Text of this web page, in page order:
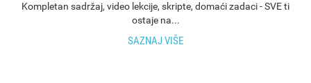
Kompletan sadržaj, video lekcije, skripte, domaći zadaci - SVE ti
ostaje na...
SAZNAJ VIŠE